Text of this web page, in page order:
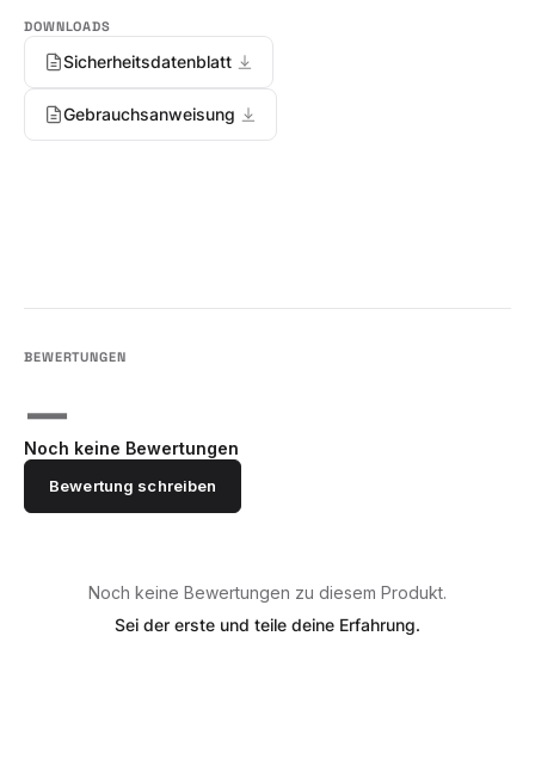
Sicherheitsdatenblatt
Gebrauchsanweisung
—
Noch keine Bewertungen
Bewertung schreiben
Noch keine Bewertungen zu diesem Produkt.
Sei der erste und teile deine Erfahrung.